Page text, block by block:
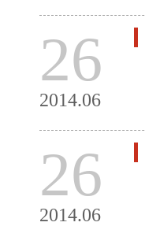
26
2014.06
26
2014.06